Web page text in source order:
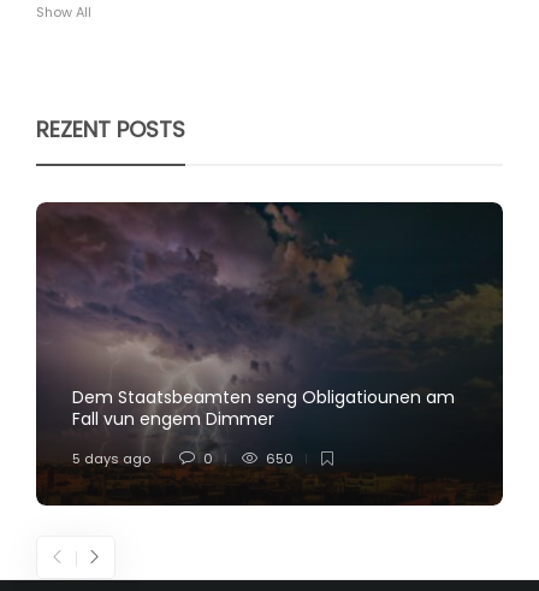
Show All
REZENT POSTS
Dem Staatsbeamten seng Obligatiounen am
Fall vun engem Dimmer
5 days ago 0 650